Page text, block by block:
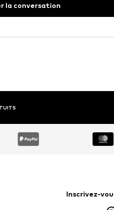
la conversation
Inscrivez-